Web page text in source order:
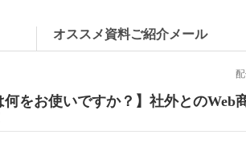
オススメ資料ご紹介メール
何をお使いですか？】社外とのWeb